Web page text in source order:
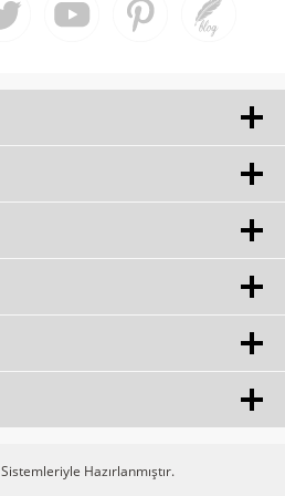
Sistemleriyle Hazırlanmıştır.